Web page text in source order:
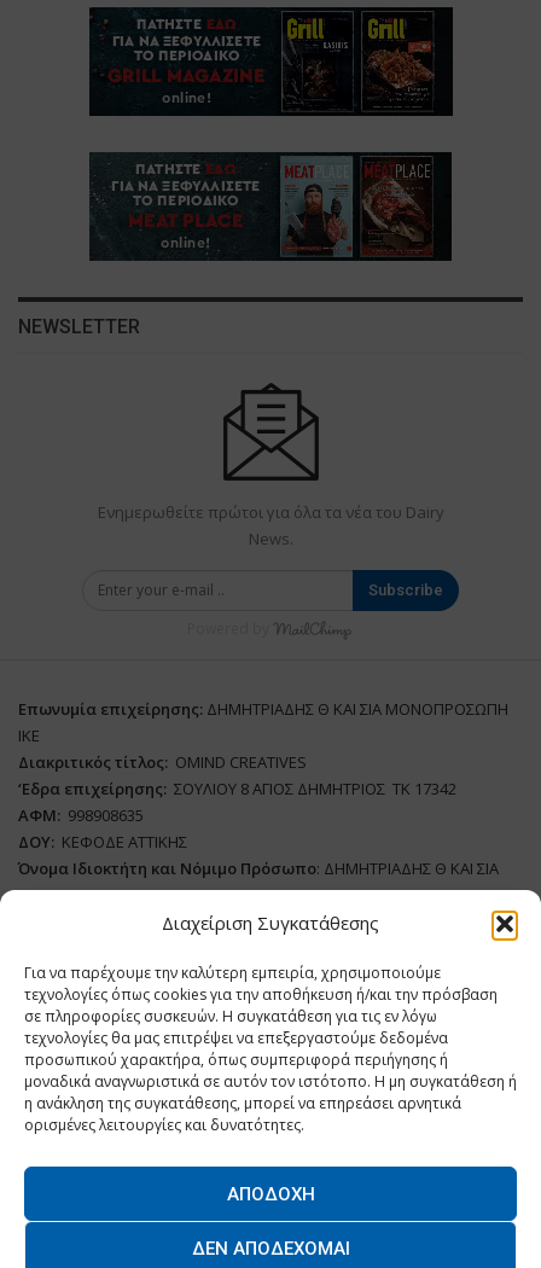
Διαχείριση Συγκατάθεσης
Για να παρέχουμε την καλύτερη εμπειρία, χρησιμοποιούμε
τεχνολογίες όπως cookies για την αποθήκευση ή/και την πρόσβαση
σε πληροφορίες συσκευών. Η συγκατάθεση για τις εν λόγω
τεχνολογίες θα μας επιτρέψει να επεξεργαστούμε δεδομένα
προσωπικού χαρακτήρα, όπως συμπεριφορά περιήγησης ή
μοναδικά αναγνωριστικά σε αυτόν τον ιστότοπο. Η μη συγκατάθεση ή
η ανάκληση της συγκατάθεσης, μπορεί να επηρεάσει αρνητικά
ορισμένες λειτουργίες και δυνατότητες.
ΑΠΟΔΟΧΉ
ΔΕΝ ΑΠΟΔΈΧΟΜΑΙ
NEWSLETTER
Ενημερωθείτε πρώτοι για όλα τα νέα του Dairy
News.
Subscribe
Επωνυμία επιχείρησης: ΔΗΜΗΤΡΙΑΔΗΣ Θ ΚΑΙ ΣΙΑ ΜΟΝΟΠΡΟΣΩΠΗ
ΙΚΕ
Διακριτικός τίτλος: ΟΜΙΝD CREATIVES
‘Eδρα επιχείρησης: ΣΟΥΛΙΟΥ 8 ΑΓΙΟΣ ΔΗΜΗΤΡΙΟΣ ΤΚ 17342
ΑΦΜ: 998908635
ΔΟΥ: ΚΕΦΟΔΕ ΑΤΤΙΚΗΣ
Όνομα Ιδιοκτήτη και Νόμιμο Πρόσωπο: ΔΗΜΗΤΡΙΑΔΗΣ Θ ΚΑΙ ΣΙΑ
ΜΟΝΟΠΡΟΣΩΠΗ ΙΚΕ
Domain:www.dairynews.gr
Δικαιούχος Domain:ΔΗΜΗΤΡΙΑΔΗΣ Θ ΚΑΙ ΣΙΑ ΜΟΝΟΠΡΟΣΩΠΗ ΙΚΕ
Διευθυντής: ΕΥΘΥΜΙΑΤΟΥ ΜΑΡΙΑ
Διαχειριστής:ΕΥΘΥΜΙΑΤΟΥ ΜΑΡΙΑ
Δήλωση Συμμόρφωσης
ΕΠΙΧΕΙΡΗΣΕΙΣ
ΕΠΙΚΟΙΝΩΝΙΑ